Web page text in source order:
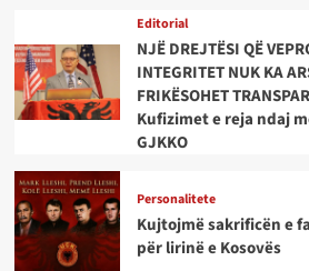
Editorial
NJË DREJTËSI QË
INTEGRITET NUK KA
FRIKËSOHET
Kufizimet e reja ndaj
GJKKO
Personalitete
Kujtojmë sakrificën e
për lirinë e Kosovës